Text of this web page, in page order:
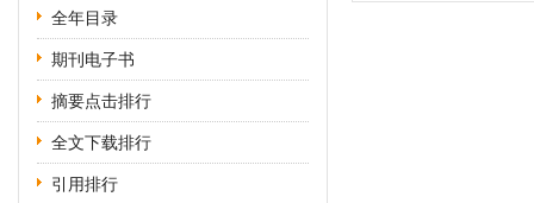
全年目录
期刊电子书
摘要点击排行
全文下载排行
引用排行